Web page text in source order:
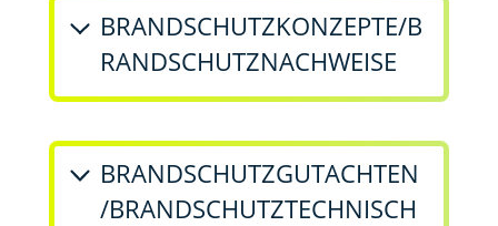
BRANDSCHUTZKONZEPTE/B
RANDSCHUTZNACHWEISE
BRANDSCHUTZGUTACHTEN
/BRANDSCHUTZTECHNISCH